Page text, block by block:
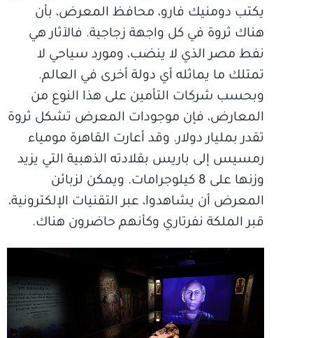
يكتب دومنيك فارو، محافظ المعرض، بأن
هناك ثروة في كل واجهة زجاجية. فالآثار هي
نفط مصر الذي لا ينضب، ومورد سياحي لا
تمتلك ما يماثله أي دولة أخرى في العالم.
وبحسب شركات التأمين على هذا النوع من
المعارض، فإن موجودات المعرض تشكل ثروة
تقدر بمليار دولار. وقد أعارت القاهرة مومياء
رمسيس إلى باريس بقلادته الذهبية التي يزيد
وزنها على 8 كيلوجرامات. ويمكن لزبائن
المعرض أن يشاهدوا، عبر التقنيات الإلكترونية،
قبر الملكة نفرتاري وكأنهم حاضرون هناك.